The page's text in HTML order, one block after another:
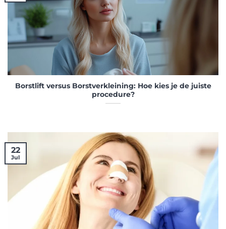
Borstlift versus Borstverkleining: Hoe kies je de juiste
procedure?
22
Jul